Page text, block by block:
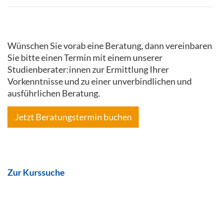
Wünschen Sie vorab eine Beratung, dann vereinbaren
Sie bitte einen Termin mit einem unserer
Studienberater:innen zur Ermittlung Ihrer
Vorkenntnisse und zu einer unverbindlichen und
ausführlichen Beratung.
Jetzt Beratungstermin buchen
Zur Kurssuche